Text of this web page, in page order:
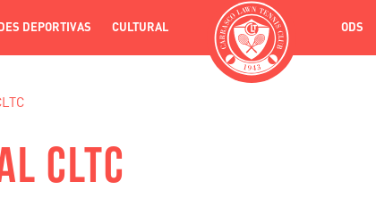
Pasar
al
contenido
principal
DEPORTIVAS CULTURAL ODS
CLTC